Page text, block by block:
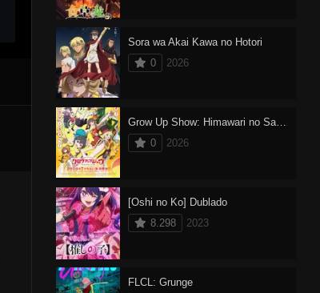
Sora wa Akai Kawa no Hotori
0
2026
Grow Up Show: Himawari no Sakasu-dan
0
2026
[Oshi no Ko] Dublado
8.298
2023
FLCL: Grunge